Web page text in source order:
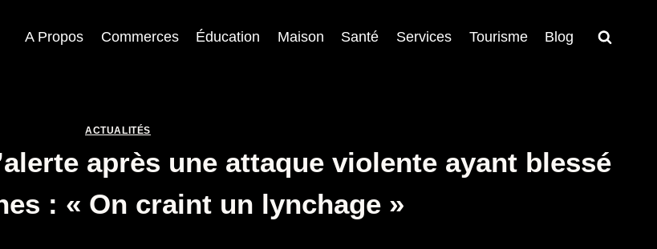
A Propos Commerces Éducation Maison Santé Services Tourisme Blog
ACTUALITÉS
après une attaque violente ayant blessé
: « On craint un lynchage »